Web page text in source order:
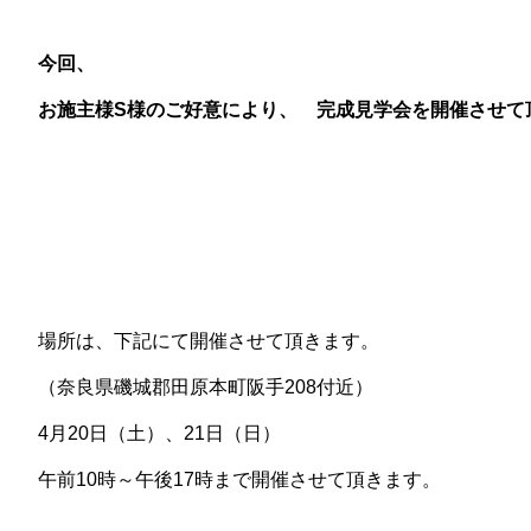
今回、
お施主様S様のご好意により、 完成見学会を開催させて
場所は、下記にて開催させて頂きます。
（奈良県磯城郡田原本町阪手208付近）
4月20日（土）、21日（日）
午前10時～午後17時まで開催させて頂きます。